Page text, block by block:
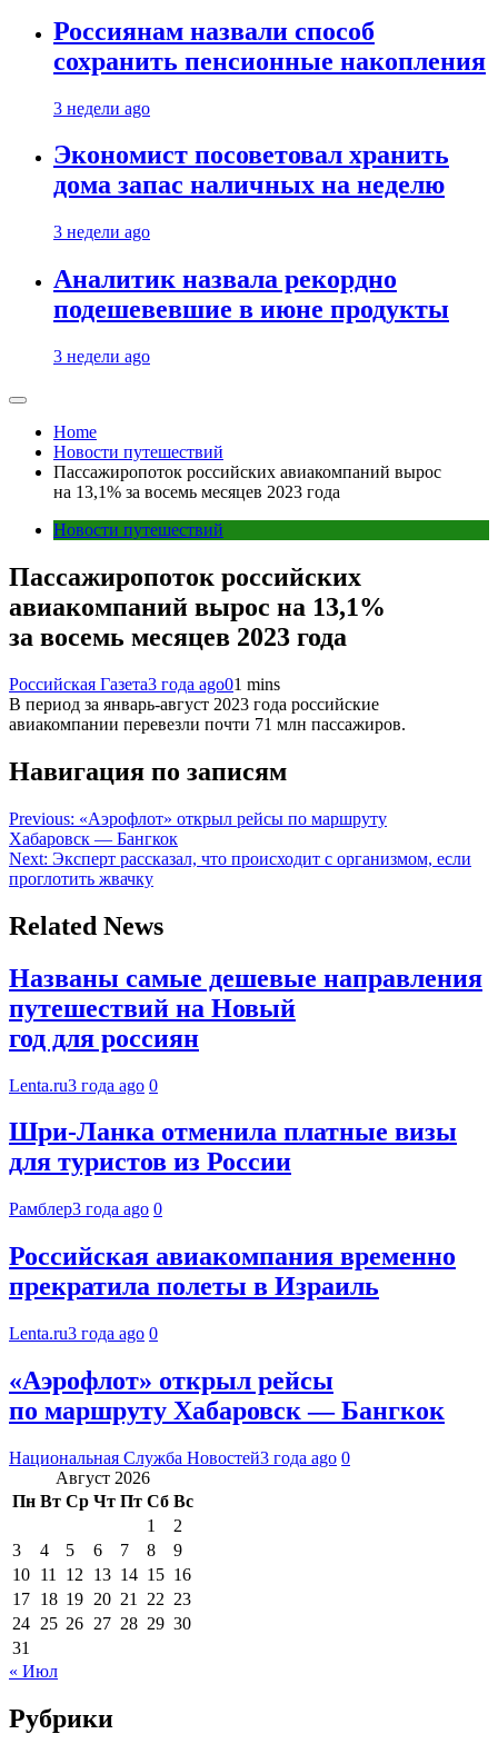
Россиянам назвали способ
сохранить пенсионные накопления
3 недели ago
Экономист посоветовал хранить
дома запас наличных на неделю
3 недели ago
Аналитик назвала рекордно
подешевевшие в июне продукты
3 недели ago
Home
Новости путешествий
Пассажиропоток российских авиакомпаний вырос
на 13,1% за восемь месяцев 2023 года
Новости путешествий
Пассажиропоток российских
авиакомпаний вырос на 13,1%
за восемь месяцев 2023 года
Российская Газета3 года ago01 mins
В период за январь-август 2023 года российские
авиакомпании перевезли почти 71 млн пассажиров.
Навигация по записям
Previous: «Аэрофлот» открыл рейсы по маршруту
Хабаровск — Бангкок
Next: Эксперт рассказал, что происходит с организмом, если
проглотить жвачку
Related News
Названы самые дешевые направления
путешествий на Новый
год для россиян
Lenta.ru3 года ago 0
Шри-Ланка отменила платные визы
для туристов из России
Рамблер3 года ago 0
Российская авиакомпания временно
прекратила полеты в Израиль
Lenta.ru3 года ago 0
«Аэрофлот» открыл рейсы
по маршруту Хабаровск — Бангкок
Национальная Служба Новостей3 года ago 0
Август 2026
Пн Вт Ср Чт Пт Сб Вс
1
2
3
4 5 6 7 8
9
10 11 12 13 14 15 16
17 18 19 20 21 22 23
24 25 26 27 28 29 30
31
« Июл
Рубрики